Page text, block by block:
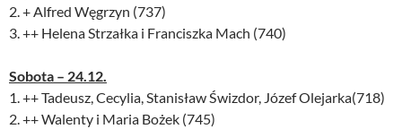
2. + Alfred Węgrzyn (737)
3. ++ Helena Strzałka i Franciszka Mach (740)
Sobota – 24.12.
1. ++ Tadeusz, Cecylia, Stanisław Świzdor, Józef Olejarka(718)
2. ++ Walenty i Maria Bożek (745)